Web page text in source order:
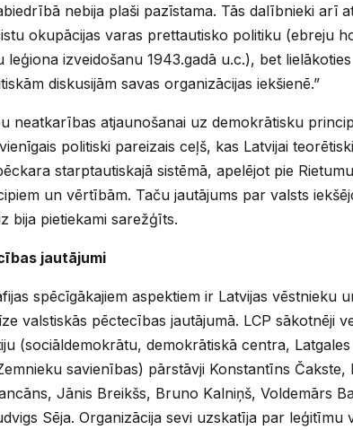
nebija plaši pazīstama. Tās dalībnieki arī
okupācijas varas prettautisko politiku (ebreju
leģiona izveidošanu 1943.gadā u.c.), bet lielākoties
diskusijām savas organizācijas iekšienē.”
neatkarības atjaunošanai uz demokrātisku
politiski pareizais ceļš, kas Latvijai
starptautiskajā sistēmā, apelējot pie
un vērtībām. Taču jautājums par valsts
bija pietiekami sarežģīts.
jautājumi
spēcīgākajiem aspektiem ir Latvijas vēstnieku
valstiskās pēctecības jautājumā. LCP sākotnēji
(sociāldemokrātu, demokrātiskā centra,
savienības) pārstāvji Konstantīns Čakste,
Jānis Breikšs, Bruno Kalniņš, Voldemārs
Sēja. Organizācija sevi uzskatīja par leģitīmu